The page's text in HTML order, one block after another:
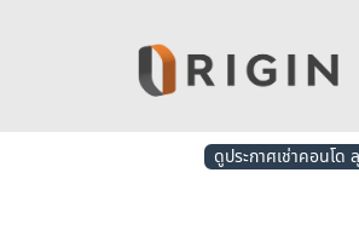
ดูประกาศเช่าคอนโ